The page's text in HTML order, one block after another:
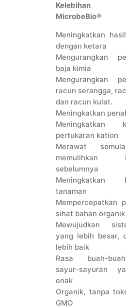
Kelebihan
MicrobeBio®
Meningkatkan
dengan ketara
Mengurangkan
baja kimia
Mengurangkan
racun serangga,
dan racun kulat.
Meningkatkan
Meningkatkan
pertukaran kation
Merawat
memulihkan
sebelumnya
Meningkatkan
tanaman
Mempercepatkan
sihat bahan organik
Mewujudkan
yang lebih besar,
lebih baik
Rasa buah-
sayur-sayuran
enak
Organik, tanpa
GMO